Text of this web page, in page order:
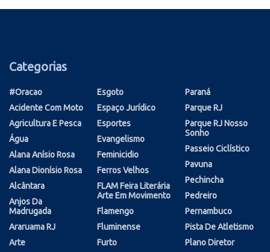
Categorias
#oracao
Acidente Com Moto
Agricultura E Pesca
Água
Alana Anísio Rosa
Alana Dionísio Rosa
Alcântara
Anjos Da
Madrugada
Araruama RJ
Arte
Esgoto
Espaço Jurídico
Esportes
Evangelismo
Feminicidio
Ferros Velhos
FLAM Feira Literária
Arte Em Movimento
Flamengo
Fluminense
Furto
Paraná
Parque RJ
Parque RJ Nosso
Sonho
Passeio Ciclístico
Pavuna
Pechincha
Pedreiro
Pernambuco
Pista De Atletismo
Plano Diretor